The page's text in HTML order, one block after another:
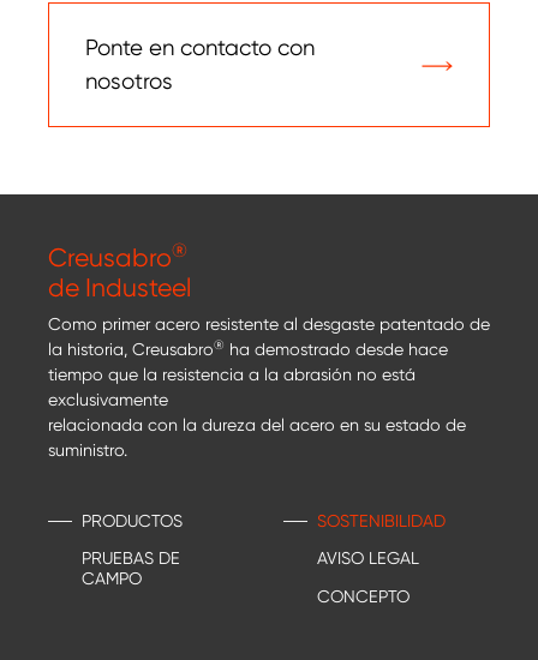
Ponte en contacto con
nosotros
Creusabro®
de Industeel
Como primer acero resistente al desgaste patentado de
la historia, Creusabro® ha demostrado desde hace
tiempo que la resistencia a la abrasión no está
exclusivamente
relacionada con la dureza del acero en su estado de
suministro.
PRODUCTOS
PRUEBAS DE
CAMPO
SOSTENIBILIDAD
AVISO LEGAL
CONCEPTO